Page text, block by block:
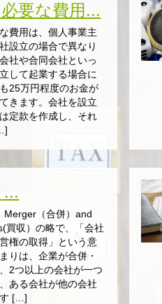
要な費用...
費用は、個人事業主
設立の場合で異なり
社や合同会社といっ
して起業する場合に
25万円程度のお金が
きます。会社を設立
定款を作成し、それ
...
Merger（合併）and
買収）の略で、「会社
権の取得」という意
りは、企業が合併・
2つ以上の会社が一つ
ある会社が他の会社
す […]